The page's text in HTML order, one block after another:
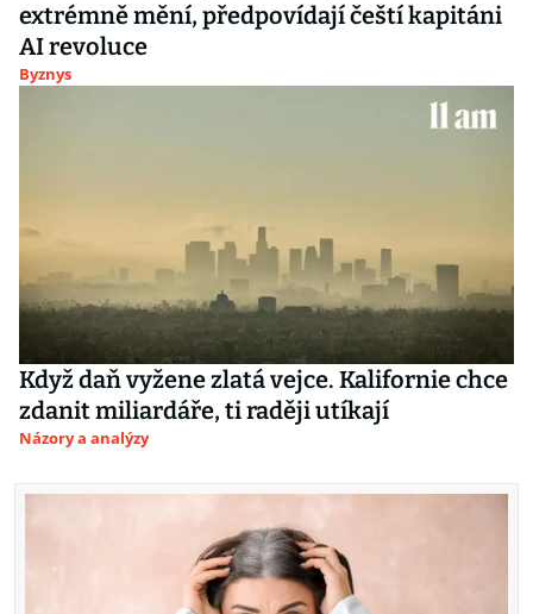
extrémně mění, předpovídají čeští kapitáni
AI revoluce
Byznys
Když daň vyžene zlatá vejce. Kalifornie chce
zdanit miliardáře, ti raději utíkají
Názory a analýzy